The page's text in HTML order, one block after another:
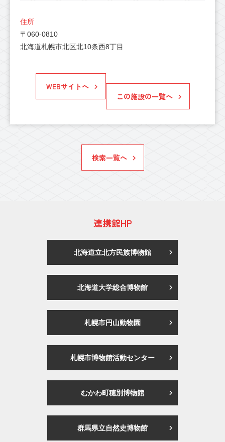
住所
〒060-0810
北海道札幌市北区北10条西8丁目
WEBサイトへ
この施設の一覧へ
検索一覧へ
連携館HP
北海道立北方民族博物館
北海道大学総合博物館
札幌市円山動物園
札幌市博物館活動センター
むかわ町穂別博物館
群馬県立自然史博物館